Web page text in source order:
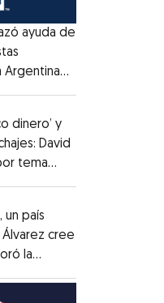
ayuda de
Argentina
dinero’ y
David
tema
un país
Álvarez cree
la